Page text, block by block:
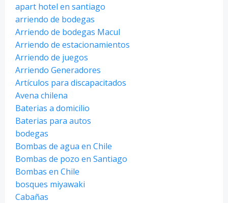
apart hotel en santiago
arriendo de bodegas
Arriendo de bodegas Macul
Arriendo de estacionamientos
Arriendo de juegos
Arriendo Generadores
Artículos para discapacitados
Avena chilena
Baterias a domicilio
Baterias para autos
bodegas
Bombas de agua en Chile
Bombas de pozo en Santiago
Bombas en Chile
bosques miyawaki
Cabañas